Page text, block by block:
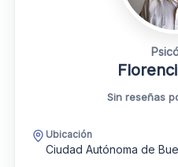
Sin reseñas
Ubicación
Ciudad Autónoma de